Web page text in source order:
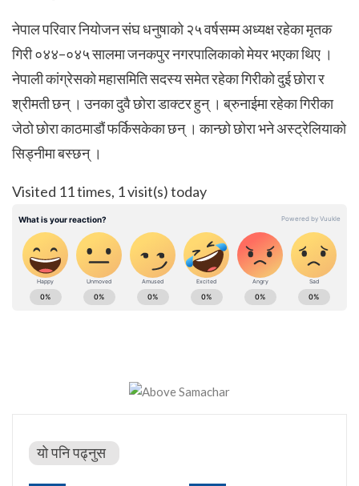
नेपाल परिवार नियोजन संघ धनुषाको २५ वर्षसम्म अध्यक्ष रहेका मृतक
गिरी ०४४–०४५ सालमा जनकपुर नगरपालिकाको मेयर भएका थिए ।
नेपाली कांग्रेसको महासमिति सदस्य समेत रहेका गिरीको दुई छोरा र
श्रीमती छन् । उनका दुवै छोरा डाक्टर हुन् । ब्रुनाईमा रहेका गिरीका
जेठो छोरा काठमाडौं फर्किसकेका छन् । कान्छो छोरा भने अस्‍ट्रेलियाको
सिड्नीमा बस्छन् ।
Visited 11 times, 1 visit(s) today
यो पनि पढ्नुस